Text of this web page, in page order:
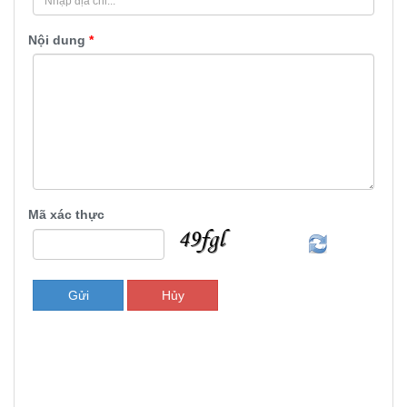
Nội dung *
Mã xác thực
Gửi Hủy